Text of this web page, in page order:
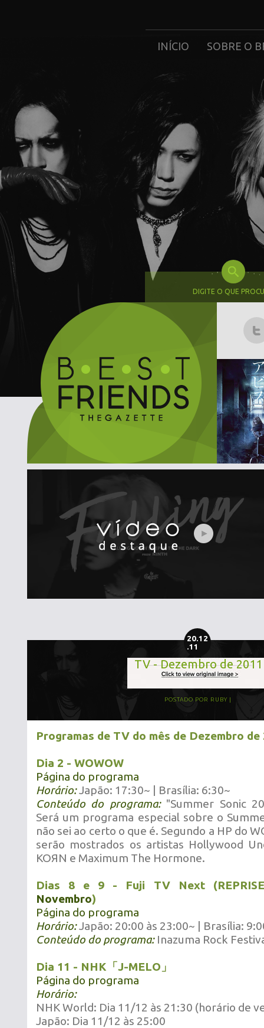
INÍCIO SOBRE O
DIGITE O QUE
20.12
.11
TV - Dezembro de 2011
POSTADO POR RUBY
Programas de TV do mês de Dezembro de
Dia 2 - WOWOW
Página do programa
Horário:Japão: 17:30~ | Brasília: 6:30~
Conteúdo do programa: "Summer Sonic
Será um programa especial sobre o
não sei ao certo o que é. Segundo a HP do
serão mostrados os artistas Hollywood
KOЯN e Maximum The Hormone.
Dias 8 e 9 - Fuji TV Next
Novembro)
Página do programa
Horário:Japão: 20:00 às 23:00~ | Brasília:
Conteúdo do programa: Inazuma Rock
Dia 11 - NHK「J-MELO」
Página do programa
Horário:
NHK World: Dia 11/12 às 21:30 (horário de
Japão: Dia 11/12 às 25:00